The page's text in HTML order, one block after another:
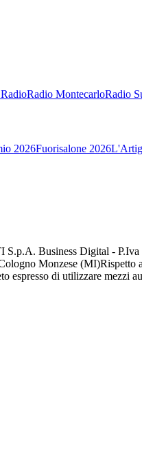
Radio MontecarloRadio
2026Fuorisalone 2026
S.p.A. Business Digital -
Monzese (MI)Rispetto
espresso di utilizzare mezzi